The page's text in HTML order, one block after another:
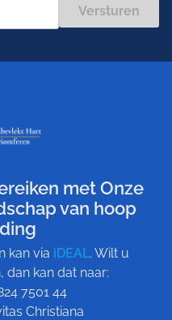
Versturen
met Onze
van hoop
kan via iDEAL. Wilt u
dan kan dat naar:
7501 44
Christiana